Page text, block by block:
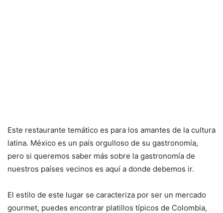
Este restaurante temático es para los amantes de la cultura
latina. México es un país orgulloso de su gastronomía,
pero si queremos saber más sobre la gastronomía de
nuestros países vecinos es aquí a donde debemos ir.
El estilo de este lugar se caracteriza por ser un mercado
gourmet, puedes encontrar platillos típicos de Colombia,